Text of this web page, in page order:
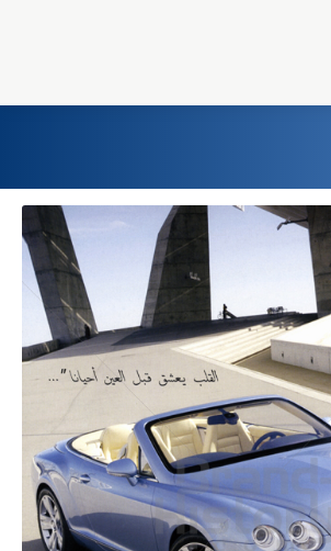
Home
Einst und Heute
Marken
Konzerne